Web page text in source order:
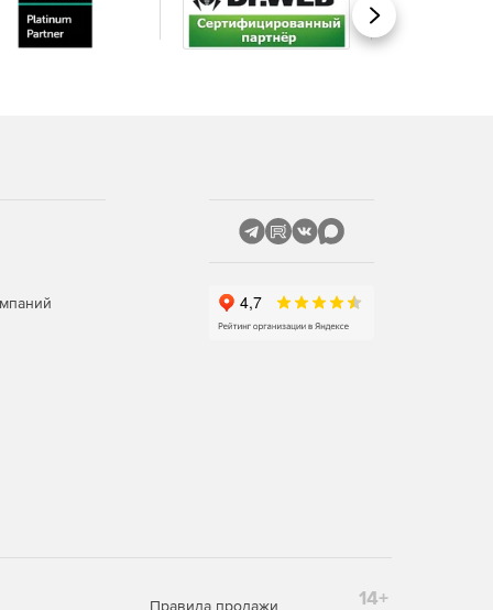
Вперед
Правила продажи 14+